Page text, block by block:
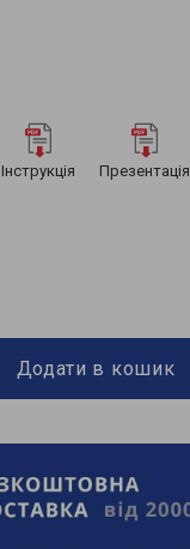
Інструкція Презентація
Додати в кошик